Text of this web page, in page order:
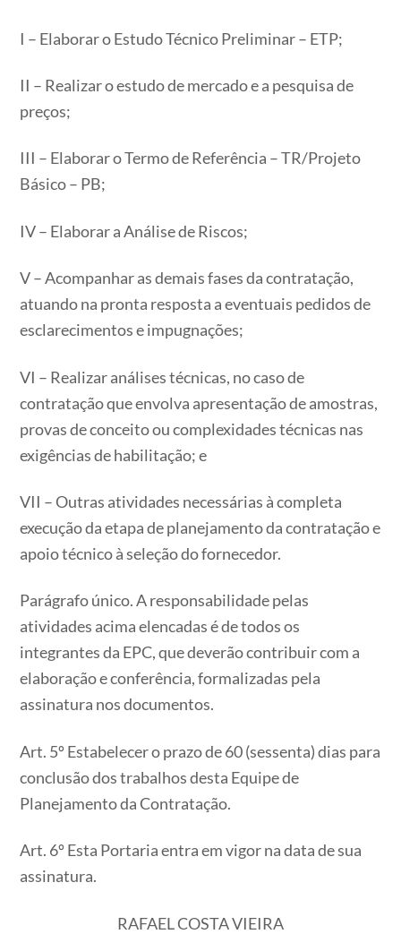
I – Elaborar o Estudo Técnico Preliminar – ETP;
II – Realizar o estudo de mercado e a pesquisa de
preços;
III – Elaborar o Termo de Referência – TR/Projeto
Básico – PB;
IV – Elaborar a Análise de Riscos;
V – Acompanhar as demais fases da contratação,
atuando na pronta resposta a eventuais pedidos de
esclarecimentos e impugnações;
VI – Realizar análises técnicas, no caso de
contratação que envolva apresentação de amostras,
provas de conceito ou complexidades técnicas nas
exigências de habilitação; e
VII – Outras atividades necessárias à completa
execução da etapa de planejamento da contratação e
apoio técnico à seleção do fornecedor.
Parágrafo único. A responsabilidade pelas
atividades acima elencadas é de todos os
integrantes da EPC, que deverão contribuir com a
elaboração e conferência, formalizadas pela
assinatura nos documentos.
Art. 5º Estabelecer o prazo de 60 (sessenta) dias para
conclusão dos trabalhos desta Equipe de
Planejamento da Contratação.
Art. 6º Esta Portaria entra em vigor na data de sua
assinatura.
RAFAEL COSTA VIEIRA